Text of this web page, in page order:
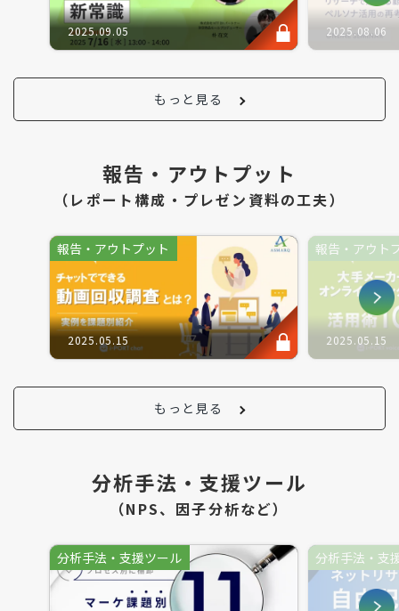
もっと見る
2025.09.05 2025.08.06
報告・アウトプット
（レポート構成・プレゼン資料の工夫）
もっと見る
報告・アウトプット
2025.05.15
報告・アウト
2025.05.15
分析手法・支援ツール
（NPS、因子分析など）
分析手法・支援ツール 分析手法・支